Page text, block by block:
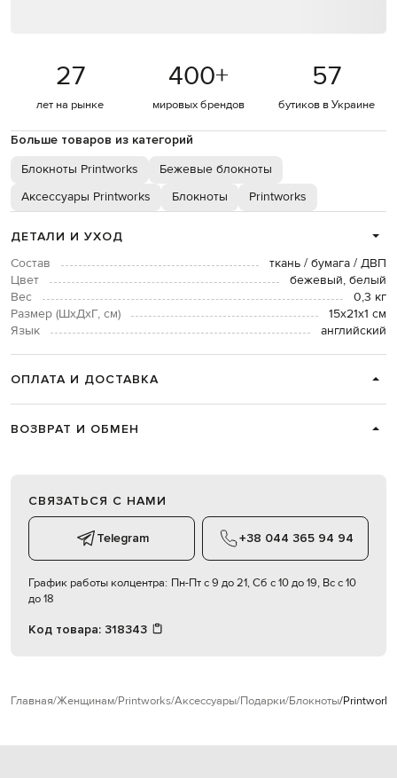
27
лет на рынке
400+
мировых брендов
57
бутиков в Украине
Больше товаров из категорий
Блокноты Printworks
Бежевые блокноты
Аксессуары Printworks
Блокноты Printworks
ДЕТАЛИ И УХОД
Состав
ткань / бумага / ДВП
Цвет
бежевый, белый
Вес
0,3 кг
Размер (ШхДхГ, см)
15х21х1 см
Язык
английский
ОПЛАТА И ДОСТАВКА
ВОЗВРАТ И ОБМЕН
СВЯЗАТЬСЯ С НАМИ
Telegram +38 044 365 94 94
График работы колцентра: Пн-Пт с 9 до 21, Сб с 10 до 19, Вс с 10
до 18
Код товара: 318343
Главная Женщинам Printworks Аксессуары Подарки Блокноты